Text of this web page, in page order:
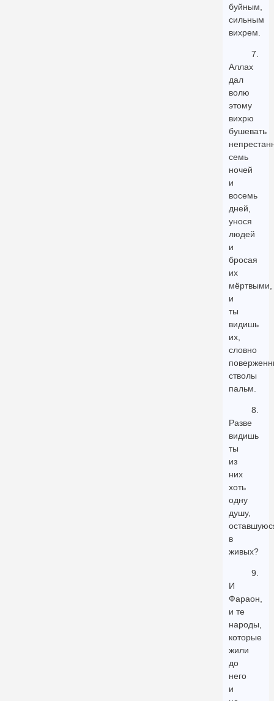
буйным,
сильным
вихрем.
7.
Аллах
дал
волю
этому
вихрю
бушевать
семь
ночей
и
восемь
дней,
унося
людей
и
бросая
их
мёртвыми,
и
ты
видишь
их,
словно
стволы
пальм.
8.
Разве
видишь
ты
из
них
хоть
одну
душу,
в
живых?
9.
И
Фараон,
и те
народы,
которые
жили
до
него
и